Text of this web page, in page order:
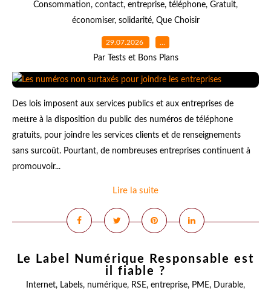
Consommation, contact, entreprise, téléphone, Gratuit,
économiser, solidarité, Que Choisir
29.07.2026 …
Par Tests et Bons Plans
Des lois imposent aux services publics et aux entreprises de
mettre à la disposition du public des numéros de téléphone
gratuits, pour joindre les services clients et de renseignements
sans surcoût. Pourtant, de nombreuses entreprises continuent à
promouvoir...
Lire la suite
Le Label Numérique Responsable est
il fiable ?
Internet, Labels, numérique, RSE, entreprise, PME, Durable,